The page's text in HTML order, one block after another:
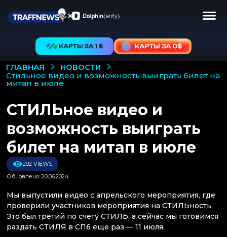
ГЛАВНАЯ
НОВОСТИ
стильное видео и возможность выиграть билет на
митап в июле
СТИЛЬное видео и
возможность выиграть
билет на митап в июле
292 VIEWS
Обновлено: 20.06.2024
Мы выпустили видео с апрельского мероприятия, где
проверили участников мероприятия на СТИЛЬность.
Это был третий по счету СТИЛЬ, а сейчас мы готовимся
раздать СТИЛЯ в СПб еще раз — 11 июля.